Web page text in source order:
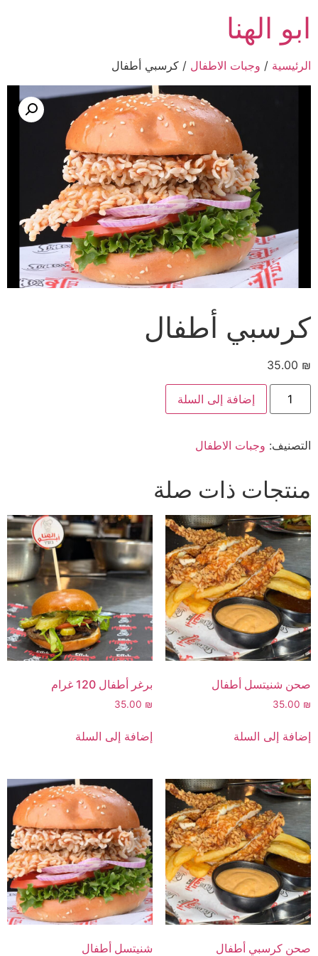
ابو الهنا
الرئيسية / وجبات الاطفال / كرسبي أطفال
كرسبي أطفال
35.00 ₪
إضافة إلى السلة
التصنيف: وجبات الاطفال
منتجات ذات صلة
صحن شنيتسل أطفال
35.00 ₪
إضافة إلى السلة
برغر أطفال 120 غرام
35.00 ₪
إضافة إلى السلة
صحن كرسبي أطفال شنيتسل أطفال